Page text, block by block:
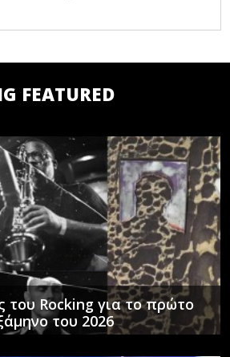
FEATURED
του Rocking για το πρώτο
του 2026